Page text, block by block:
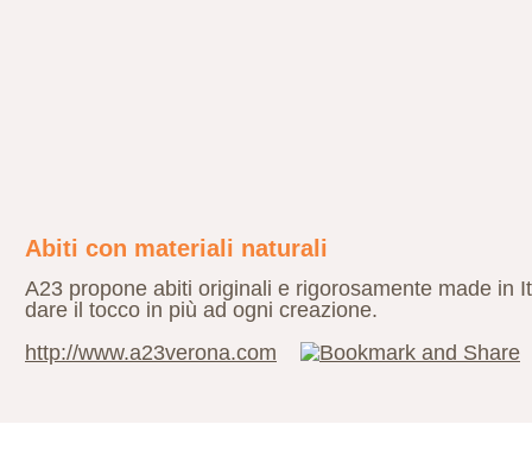
Abiti con materiali naturali
A23 propone abiti originali e rigorosamente made in
dare il tocco in più ad ogni creazione.
http://www.a23verona.com